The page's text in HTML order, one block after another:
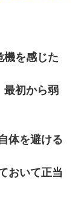
機を感じた
最初から弱
体を避ける
おいて正当